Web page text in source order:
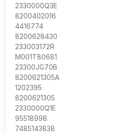
2330000Q3E
8200402016
4416774
8200628430
233003172R
M001T80681
23300JG70B
8200621305A
1202395
8200621305
2330000Q1E
95518998
7485143838